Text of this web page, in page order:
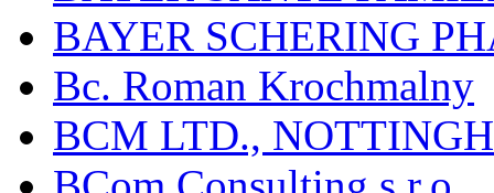
BAYER SCHERING
Bc. Roman Krochmalny
BCM LTD.,